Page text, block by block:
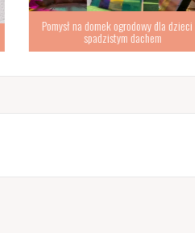
Pomysł na domek ogrodowy dla dzieci ze
spadzistym dachem